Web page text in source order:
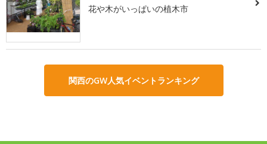
花や木がいっぱいの植木市
関西のGW人気イベントランキング